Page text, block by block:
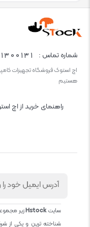
شماره تماس :
اچ استوک فروشگاه تجهیزات
هستیم
راهنمای خرید از اچ
سایتHstockزیر